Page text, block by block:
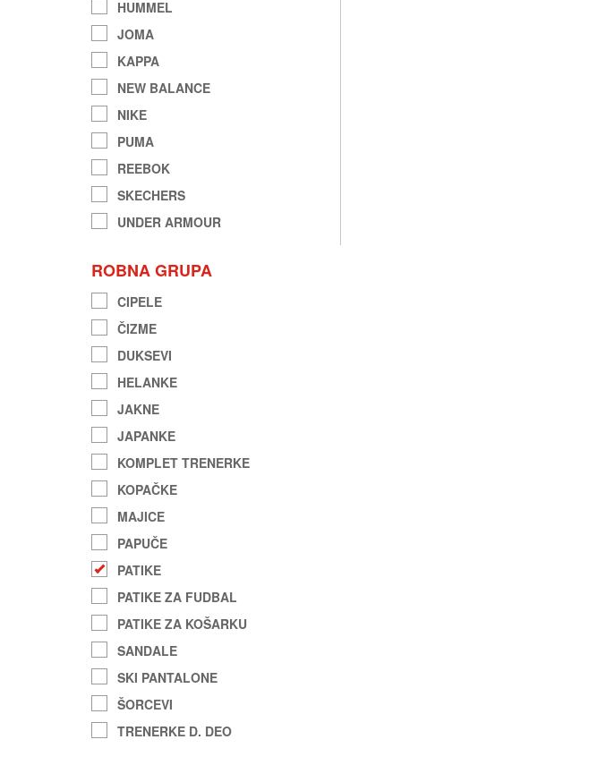
HUMMEL
JOMA
KAPPA
NEW BALANCE
NIKE
PUMA
REEBOK
SKECHERS
UNDER ARMOUR
ROBNA GRUPA
CIPELE
ČIZME
DUKSEVI
HELANKE
JAKNE
JAPANKE
KOMPLET TRENERKE
KOPAČKE
MAJICE
PAPUČE
PATIKE
PATIKE ZA FUDBAL
PATIKE ZA KOŠARKU
SANDALE
SKI PANTALONE
ŠORCEVI
TRENERKE D. DEO